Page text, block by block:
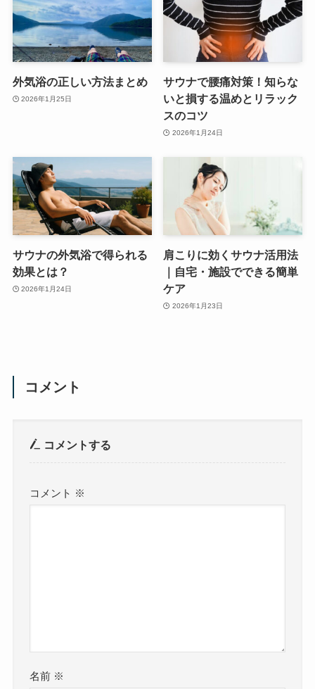
外気浴の正しい方法まとめ
2026年1月25日
サウナで腰痛対策！知らな
いと損する温めとリラック
スのコツ
2026年1月24日
サウナの外気浴で得られる
効果とは？
2026年1月24日
肩こりに効くサウナ活用法
｜自宅・施設でできる簡単
ケア
2026年1月23日
コメント
コメントする
コメント ※
名前 ※